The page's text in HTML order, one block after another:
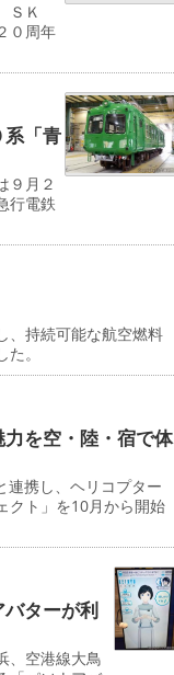
ＳＫ
０周年
「青
９月２
行電鉄
、持続可能な航空燃料
。
を空・陸・宿で体
携し、ヘリコプター
クト」を10月から開始
ターが利
、空港線大鳥